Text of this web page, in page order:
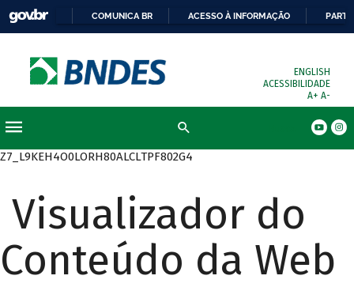
COMUNICA BR ACESSO À INFORMAÇÃO
ENGLISH
ACESSIBILIDADE
A+ A-
Z7_L9KEH4O0LORH80ALCLTPF802G4
Visualizador do
Conteúdo da Web